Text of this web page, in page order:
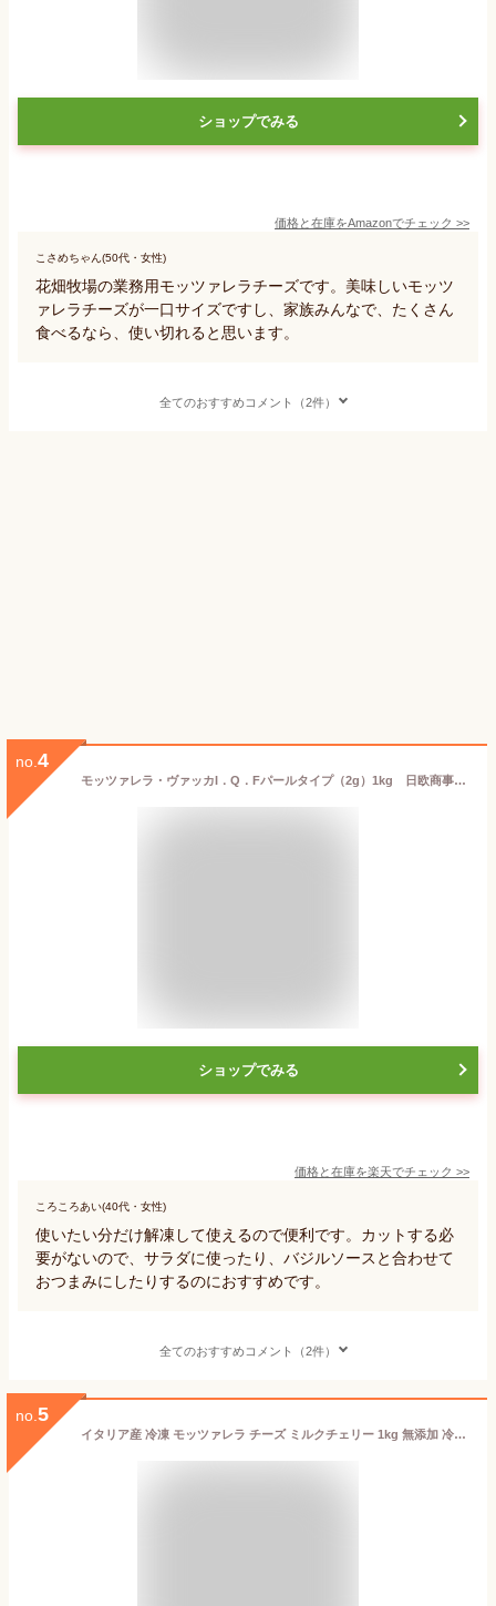
ショップでみる
価格と在庫をAmazonでチェック >>
こさめちゃん(50代・女性)
花畑牧場の業務用モッツァレラチーズです。美味しいモッツ
ァレラチーズが一口サイズですし、家族みんなで、たくさん
食べるなら、使い切れると思います。
全てのおすすめコメント（2件）
no. 4
モッツァレラ・ヴァッカI．Q．Fパールタイプ（2g）1kg 日欧商事 モッツアレラチーズ チーズ 洋風料理 【冷凍食品】【業務用食材】【10800円以上で送料無料】
ショップでみる
価格と在庫を楽天でチェック >>
ころころあい(40代・女性)
使いたい分だけ解凍して使えるので便利です。カットする必
要がないので、サラダに使ったり、バジルソースと合わせて
おつまみにしたりするのにおすすめです。
全てのおすすめコメント（2件）
no. 5
イタリア産 冷凍 モッツァレラ チーズ ミルクチェリー 1kg 無添加 冷凍 高級 ナチュラルチーズ モザレラ おつまみ 業務用 ひとくち プチ サラダ用 サイズ ミルクチェリー ボール